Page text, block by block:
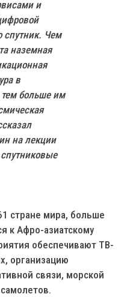
и
спутник. Чем
наземная
в
тем больше им
на лекции
стране мира, больше
к Афро-азиатскому
обеспечивают ТВ-
организацию
связи, морской